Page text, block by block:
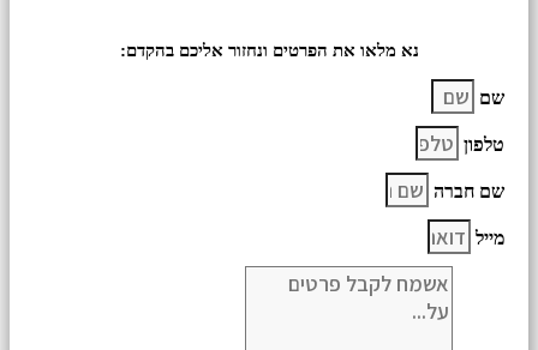
נא מלאו את הפרטים ונחזור אליכם בהקדם:
שם
טלפון
שם חברה
מייל